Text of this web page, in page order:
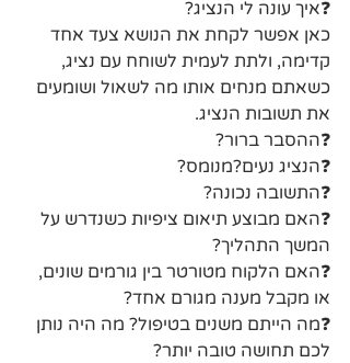
❓איך עונה לי הנציג?
כאן אפשר לקחת את הנושא צעד אחד
קדימה, ולתת לעמית לשוחח עם נציג,
כשאתם מנחים אותו מה לשאול ושומעים
את תשובות הנציג.
❓ההסבר ברור?
❓הנציג נעים?מנומס?
❓התשובה נכונה?
❓האם מבוצע תיאום ציפיות כשנדרש על
המשך התהליך?
❓האם הלקוח מטורטר בין גורמים שונים,
או מקבל מענה מגורם אחד?
❓מה הייתם משנים בטיפול? מה היה נותן
לכם תחושה טובה יותר?